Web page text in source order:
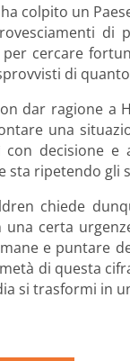
ha colpito un
di
cercare
di
dar ragione a
una
con decisione
sta ripetendo gli
chiede
una certa
e puntare
di questa
si trasformi in